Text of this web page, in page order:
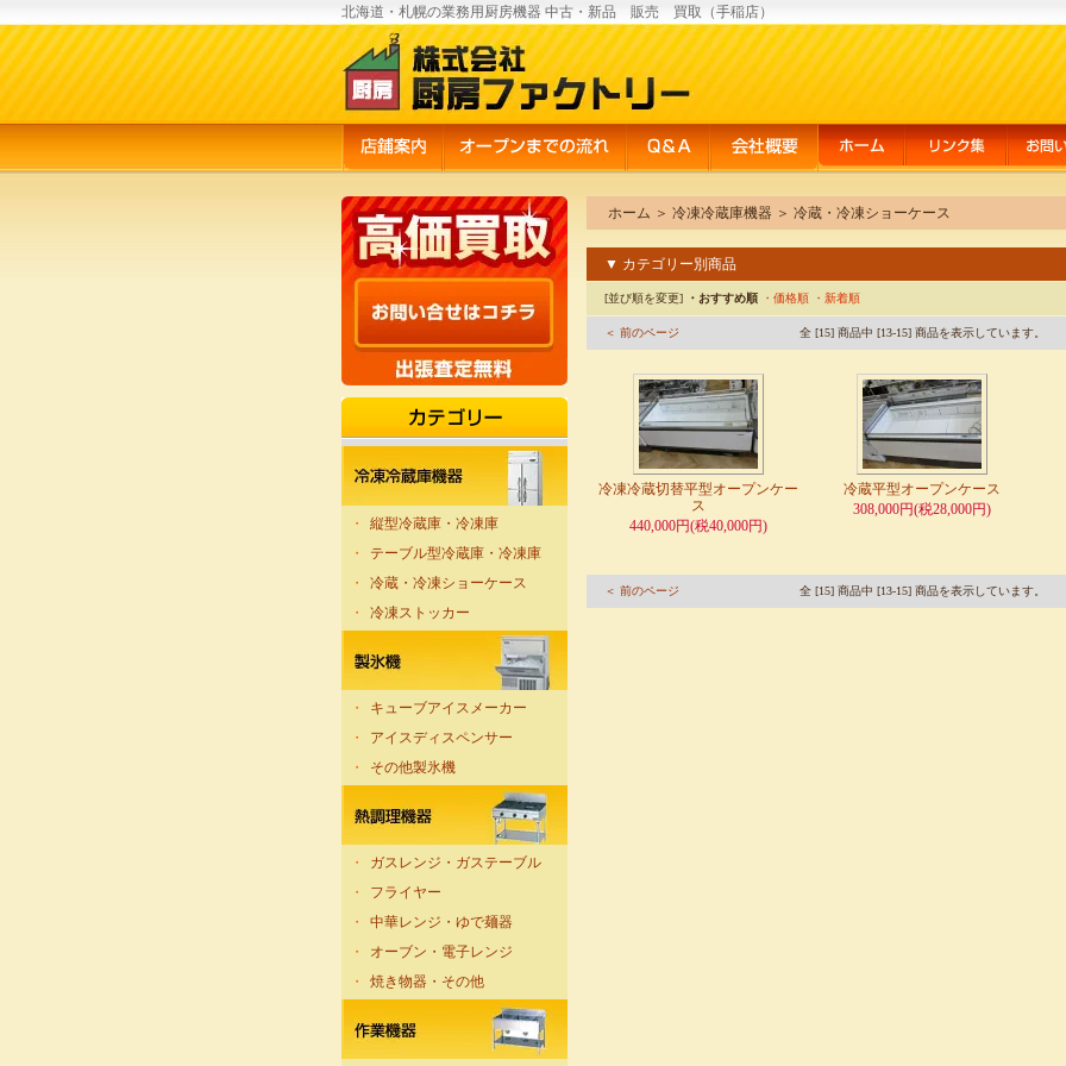
北海道・札幌の業務用厨房機器 中古・新品 販売 買取（手稲店）
・
縦型冷蔵庫・冷凍庫
・
テーブル型冷蔵庫・冷凍庫
・
冷蔵・冷凍ショーケース
・
冷凍ストッカー
・
キューブアイスメーカー
・
アイスディスペンサー
・
その他製氷機
・
ガスレンジ・ガステーブル
・
フライヤー
・
中華レンジ・ゆで麺器
・
オーブン・電子レンジ
・
焼き物器・その他
ホーム ＞ 冷凍冷蔵庫機器 ＞ 冷蔵・冷凍ショーケース
▼ カテゴリー別商品
[並び順を変更] ・おすすめ順 ・価格順 ・新着順
＜ 前のページ 全 [15] 商品中 [13-15] 商品を表示しています。
冷凍冷蔵切替平型オープンケー
ス
440,000円(税40,000円)
冷蔵平型オープンケース
308,000円(税28,000円)
＜ 前のページ 全 [15] 商品中 [13-15] 商品を表示しています。